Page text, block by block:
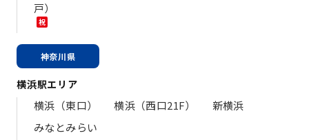
戸）
祝
神奈川県
横浜駅エリア
横浜（東口） 横浜（西口21F）
新横浜
みなとみらい